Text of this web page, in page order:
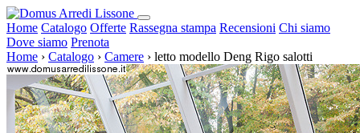
Home Catalogo Offerte Rassegna stampa Recensioni Chi siamo
Dove siamo Prenota
Home › Catalogo › Camere › letto modello Deng Rigo salotti